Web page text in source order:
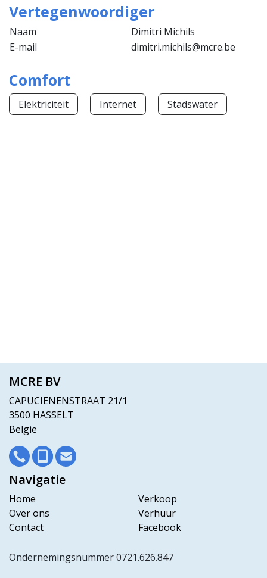
Vertegenwoordiger
Naam
Dimitri Michils
E-mail
dimitri.michils@mcre.be
Comfort
Elektriciteit Internet Stadswater
MCRE BV
CAPUCIENENSTRAAT 21/1
3500 HASSELT
België
Navigatie
Home
Over ons
Contact
Verkoop
Verhuur
Facebook
Ondernemingsnummer 0721.626.847